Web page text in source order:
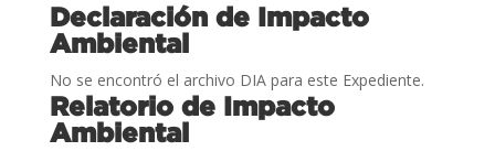
Declaración de Impacto
Ambiental
No se encontró el archivo DIA para este Expediente.
Relatorio de Impacto
Ambiental